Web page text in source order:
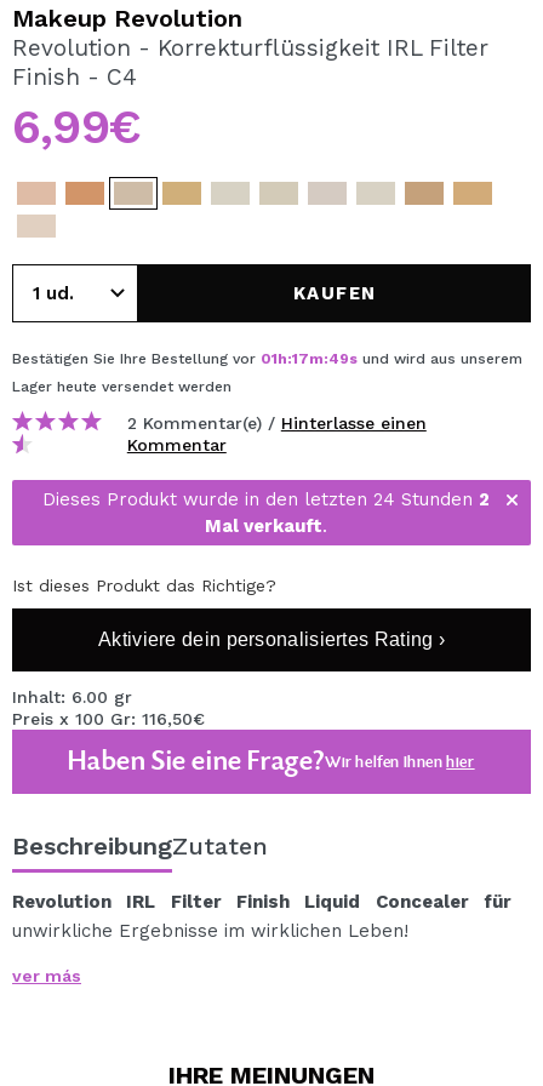
REGISTRIEREN
Durch die Erstellung eines Kontos bei Maquillalia.de
können Sie Ihre Einkäufe schnell tätigen, den Status Ihrer
Bestellungen überprüfen und Ihre bisherigen Vorgänge
einsehen.
Makeup Revolution
Revolution - Korrekturflüssigkeit IRL Filter
Finish - C4
6,99€
KAUFEN
Bestätigen Sie Ihre Bestellung vor 01h:17m:49s und wird aus unserem
Lager heute versendet werden
2 Kommentar(e) / Hinterlasse einen
Kommentar
Dieses Produkt wurde in den letzten 24 Stunden 2
Mal verkauft.
Ist dieses Produkt das Richtige?
Aktiviere dein personalisiertes Rating ›
Inhalt: 6.00 gr
Preis x 100 Gr: 116,50€
Haben Sie eine Frage?Wir helfen Ihnenhier
BeschreibungZutaten
Revolution IRL Filter Finish Liquid Concealer für
unwirkliche Ergebnisse im wirklichen Leben!
zum Abdecken von Hautunreinheiten, Augenringen und
aufbaubare, vollständig deckende Formel mit einem
ver más
IHRE MEINUNGEN